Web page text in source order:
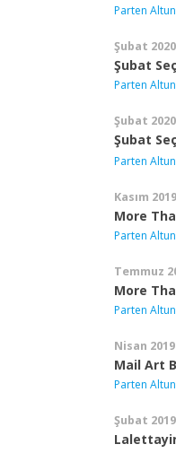
Parten
Şubat 2020
Şubat
Parten
Şubat 2020
Şubat
Parten
Kasım 2019
More
Parten
Temmuz
More
Parten
Nisan 2019
Mail Art
Parten
Şubat 2019